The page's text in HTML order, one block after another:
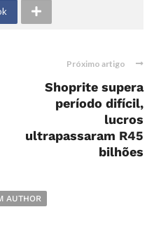
Próximo artigo
Shoprite supera
período difícil,
lucros
ultrapassaram R45
bilhões
AUTHOR